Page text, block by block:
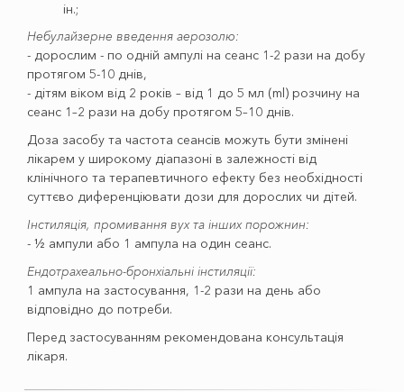
ін.;
Небулайзерне введення аерозолю:
- дорослим - по одній ампулі на сеанс 1-2 рази на добу
протягом 5-10 днів,
- дітям вiком вiд 2 років – від 1 до 5 мл (ml) розчину на
сеанс 1–2 рази на добу протягом 5–10 днів.
Доза засобу та частота сеансів можуть бути змінені
лікарем у широкому діапазоні в залежності від
клінічного та терапевтичного ефекту без необхідності
суттєво диференціювати дози для дорослих чи дітей.
Інстиляція, промивання вух та інших порожнин:
- ½ ампули або 1 ампула на один сеанс.
Ендотрахеально-бронхіальні інстиляції:
1 ампула на застосування, 1-2 рази на день або
відповідно до потреби.
Перед застосуванням рекомендована консультація
лікаря.